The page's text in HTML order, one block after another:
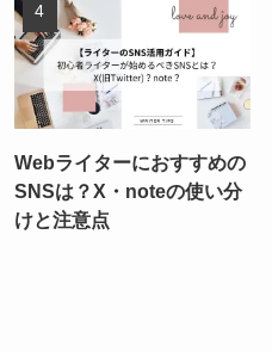
Webライターにおすすめの
SNSは？X・noteの使い分
けと注意点